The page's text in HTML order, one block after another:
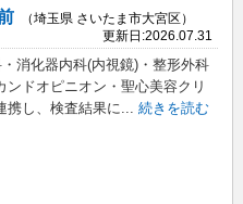
（埼玉県 さいたま市大宮区）
更新日:2026.07.31
・消化器内科(内視鏡)・整形外科
ンドオピニオン・聖心美容クリ
携し、検査結果に
続きを読む